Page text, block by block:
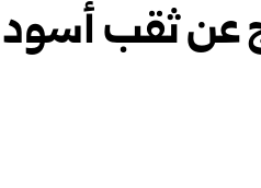
عن ثقب أسود